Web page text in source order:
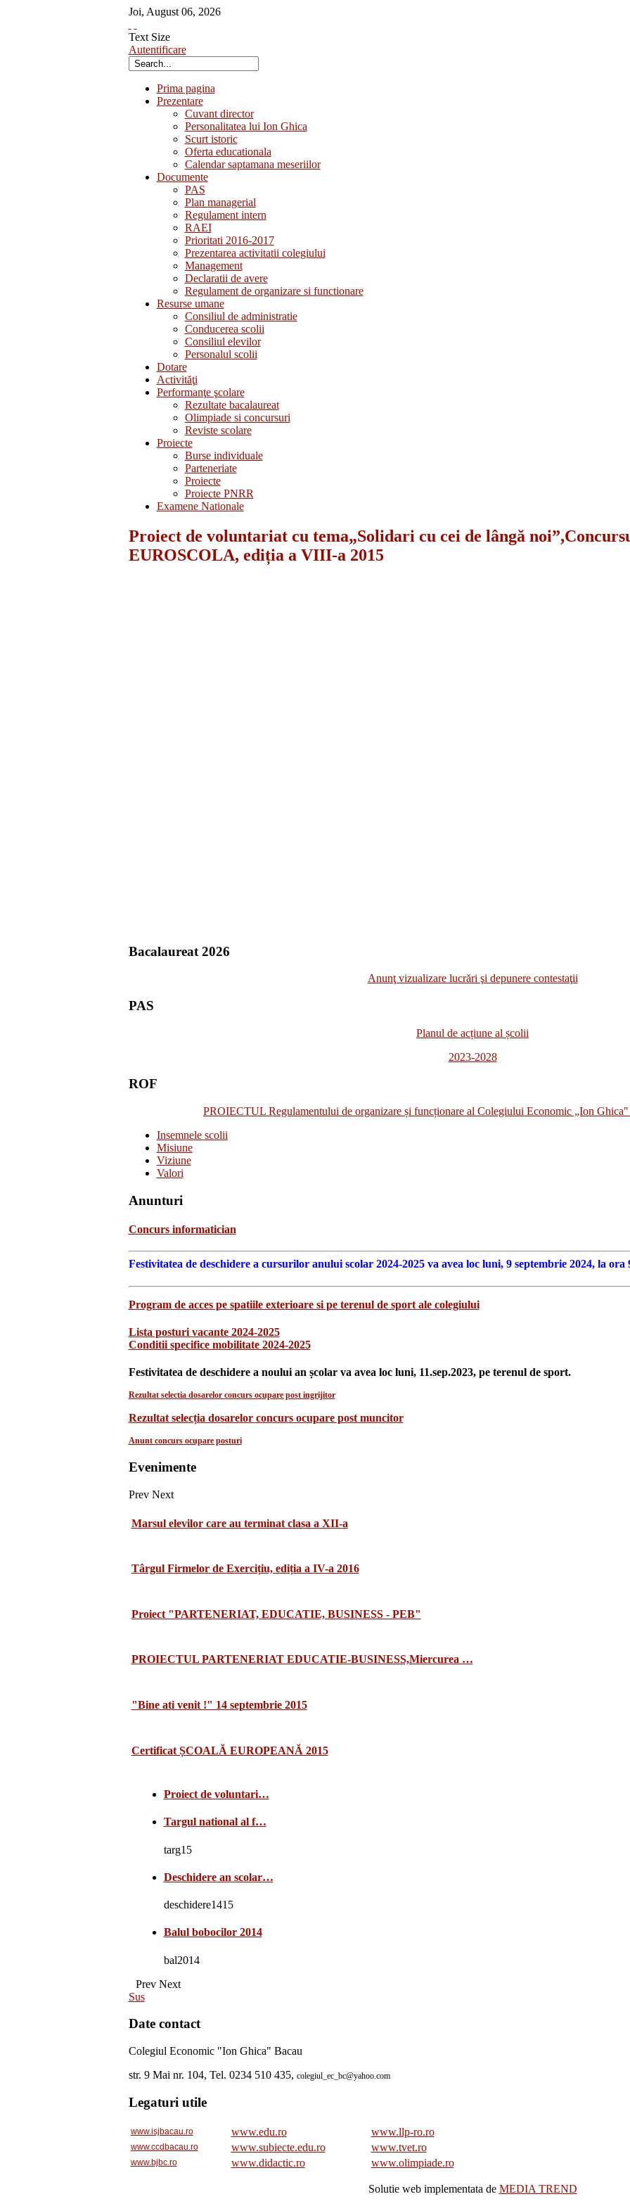
Joi, August 06, 2026
Text Size
Autentificare
Prima pagina
Prezentare
Cuvant director
Personalitatea lui Ion Ghica
Scurt istoric
Oferta educationala
Calendar saptamana meseriilor
Documente
PAS
Plan managerial
Regulament intern
RAEI
Prioritati 2016-2017
Prezentarea activitatii colegiului
Management
Declaratii de avere
Regulament de organizare si functionare
Resurse umane
Consiliul de administratie
Conducerea scolii
Consiliul elevilor
Personalul scolii
Dotare
Activităţi
Performanţe şcolare
Rezultate bacalaureat
Olimpiade si concursuri
Reviste scolare
Proiecte
Burse individuale
Parteneriate
Proiecte
Proiecte PNRR
Examene Nationale
Proiect de voluntariat cu tema„Solidari cu cei de lângă
EUROSCOLA, ediția a VIII-a 2015
Bacalaureat 2026
Anunţ vizualizare lucrări şi depunere contestaţii
PAS
Planul de acțiune al școlii
2023-2028
ROF
PROIECTUL Regulamentului de organizare și funcționare al Colegiului Economic „Ion Ghica"
Insemnele scolii
Misiune
Viziune
Valori
Anunturi
Concurs informatician
Festivitatea de deschidere a cursurilor anului scolar 2024-2025 va avea loc luni, 9 septembrie 2024, la ora
Program de acces pe spatiile exterioare si pe terenul de sport ale colegiului
Lista posturi vacante 2024-2025
Conditii specifice mobilitate 2024-2025
Festivitatea de deschidere a noului an școlar va avea loc luni, 11.sep.2023, pe terenul de sport.
Rezultat selectia dosarelor concurs ocupare post ingrijitor
Rezultat selecția dosarelor concurs ocupare post muncitor
Anunt concurs ocupare posturi
Evenimente
Prev Next
Marsul elevilor care au terminat clasa a XII-a
Târgul Firmelor de Exercițiu, ediția a IV-a 2016
Proiect "PARTENERIAT, EDUCATIE, BUSINESS - PEB"
PROIECTUL PARTENERIAT EDUCATIE-BUSINESS,Miercurea …
"Bine ati venit !" 14 septembrie 2015
Certificat ȘCOALĂ EUROPEANĂ 2015
Proiect de voluntari…
Targul national al f…
targ15
Deschidere an scolar…
deschidere1415
Balul bobocilor 2014
bal2014
Prev Next
Sus
Date contact
Colegiul Economic "Ion Ghica" Bacau
str. 9 Mai nr. 104, Tel. 0234 510 435, colegiul_ec_bc@yahoo.com
Legaturi utile
www.isjbacau.ro www.edu.ro www.llp-ro.ro
www.ccdbacau.ro www.subiecte.edu.ro www.tvet.ro
www.bjbc.ro www.didactic.ro www.olimpiade.ro
Solutie web implementata de MEDIA TREND